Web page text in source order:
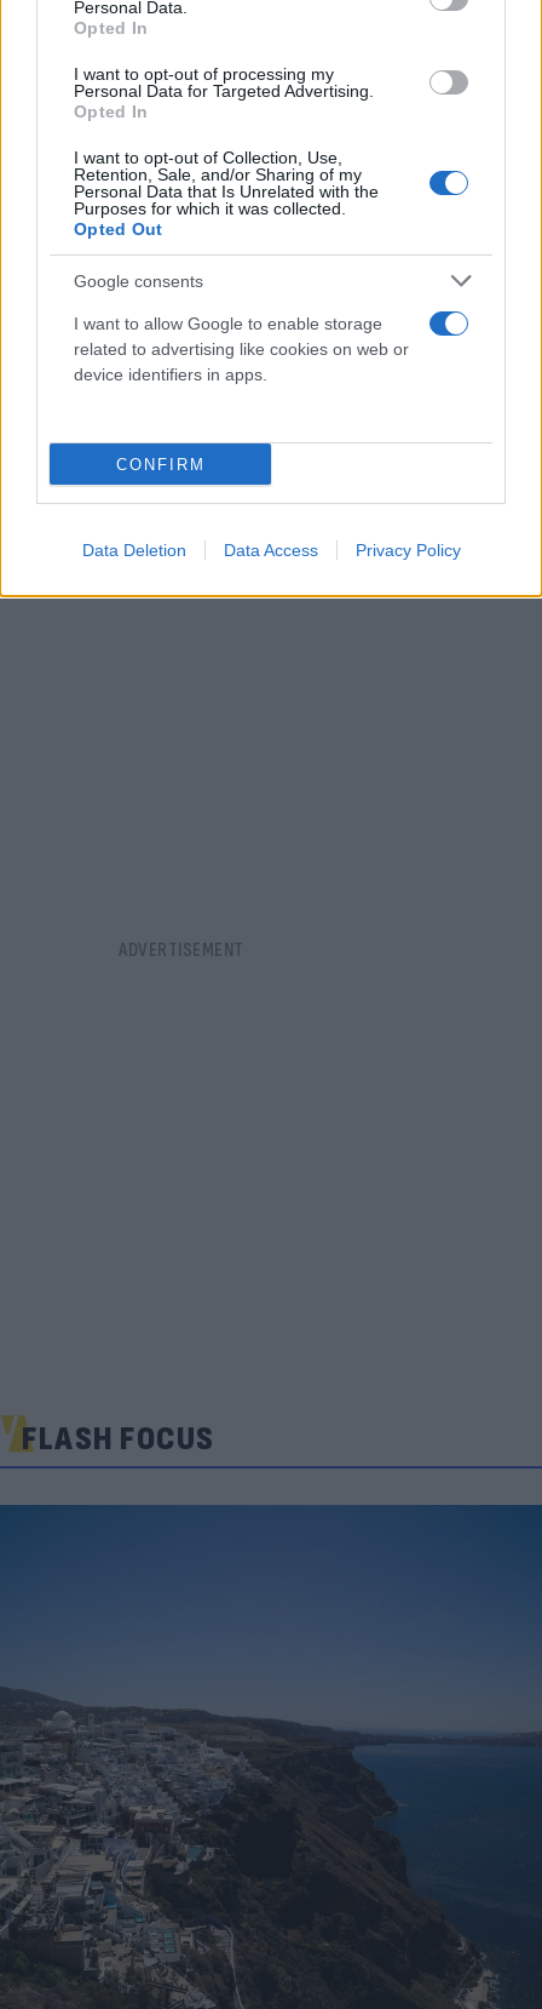
Personal Data.
Opted In
I want to opt-out of processing my
Personal Data for Targeted Advertising.
Opted In
I want to opt-out of Collection, Use,
Retention, Sale, and/or Sharing of my
Personal Data that Is Unrelated with the
Purposes for which it was collected.
Opted Out
Google consents
I want to allow Google to enable storage
related to advertising like cookies on web or
device identifiers in apps.
CONFIRM
Data Deletion Data Access Privacy Policy
προαναγγελθέντος «θανάτου» με σφραγίδα Γιάννη
07.08.2026 ΧΡΊΣΛΑ ΓΕΩΡΓΑΚΟΠΟΎΛΟΥ
FLASH FOCUS